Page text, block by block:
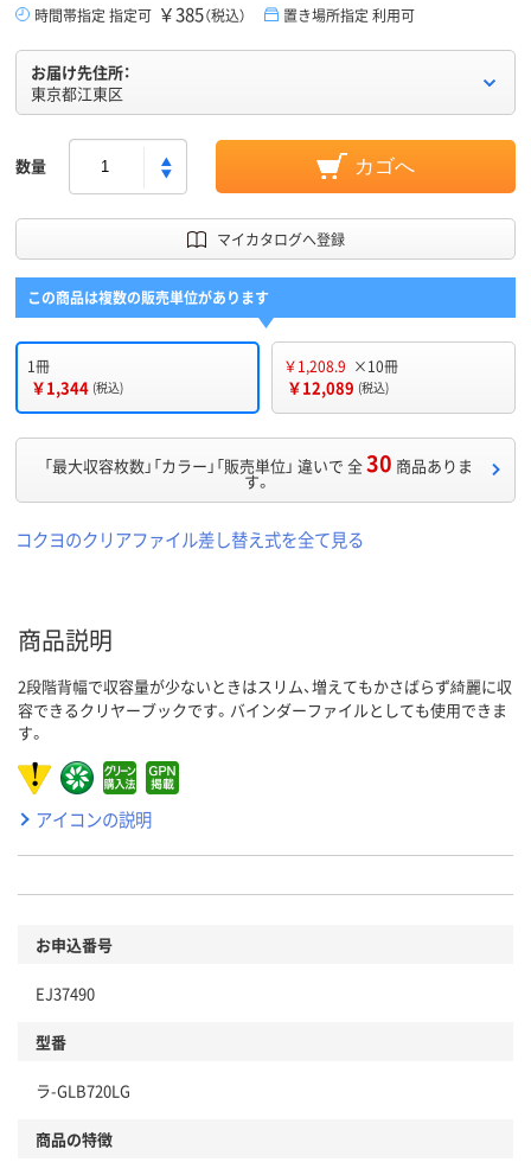
時間帯指定 指定可 ￥385（税込） 置き場所指定 利用可
お届け先住所：
東京都江東区
数量 カゴへ
マイカタログへ登録
この商品は複数の販売単位があります
1冊
￥1,344 (税込)
￥1,208.9 ×10冊
￥12,089 (税込)
「最大収容枚数」「カラー」「販売単位」 違いで 全30 商品ありま
す。
コクヨのクリアファイル差し替え式を全て見る
商品説明
2段階背幅で収容量が少ないときはスリム、増えてもかさばらず綺麗に収
容できるクリヤーブックです。バインダーファイルとしても使用できま
す。
アイコンの説明
お申込番号
EJ37490
型番
ラ-GLB720LG
商品の特徴